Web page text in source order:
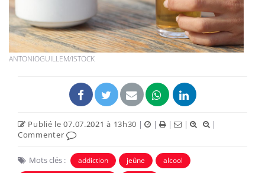
ANTONIOGUILLEM/ISTOCK
Publié le 07.07.2021 à 13h30 | | | |
|
Commenter
Mots clés : addiction jeûne
alcool